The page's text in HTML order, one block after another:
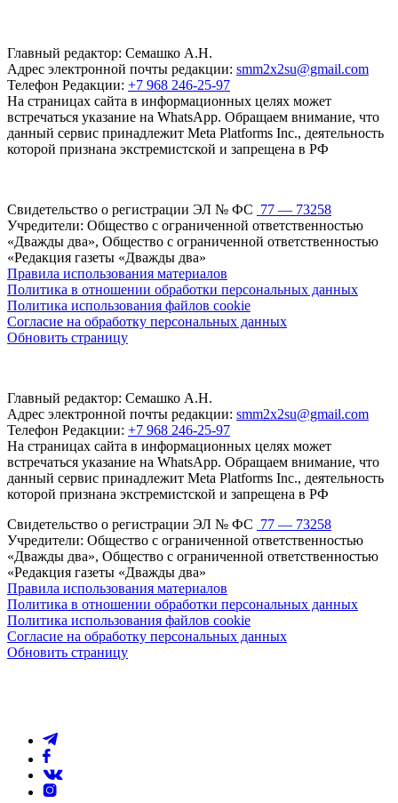
Главный редактор: Семашко А.Н.
Адрес электронной почты редакции: smm2x2su@gmail.com
Телефон Редакции: +7 968 246-25-97
На страницах сайта в информационных целях может
встречаться указание на WhatsApp. Обращаем внимание, что
данный сервис принадлежит Meta Platforms Inc., деятельность
которой признана экстремистской и запрещена в РФ
Свидетельство о регистрации ЭЛ № ФС 77 — 73258
Учредители: Общество с ограниченной ответственностью
«Дважды два», Общество с ограниченной ответственностью
«Редакция газеты «Дважды два»
Правила использования материалов
Политика в отношении обработки персональных данных
Политика использования файлов cookie
Согласие на обработку персональных данных
Обновить страницу
Главный редактор: Семашко А.Н.
Адрес электронной почты редакции: smm2x2su@gmail.com
Телефон Редакции: +7 968 246-25-97
На страницах сайта в информационных целях может
встречаться указание на WhatsApp. Обращаем внимание, что
данный сервис принадлежит Meta Platforms Inc., деятельность
которой признана экстремистской и запрещена в РФ
Свидетельство о регистрации ЭЛ № ФС 77 — 73258
Учредители: Общество с ограниченной ответственностью
«Дважды два», Общество с ограниченной ответственностью
«Редакция газеты «Дважды два»
Правила использования материалов
Политика в отношении обработки персональных данных
Политика использования файлов cookie
Согласие на обработку персональных данных
Обновить страницу